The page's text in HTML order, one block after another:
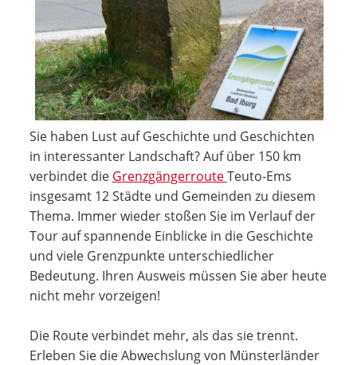
Sie haben Lust auf Geschichte und Geschichten
in interessanter Landschaft? Auf über 150 km
verbindet die GrenzgängerrouteTeuto-Ems
insgesamt 12 Städte und Gemeinden zu diesem
Thema. Immer wieder stoßen Sie im Verlauf der
Tour auf spannende Einblicke in die Geschichte
und viele Grenzpunkte unterschiedlicher
Bedeutung. Ihren Ausweis müssen Sie aber heute
nicht mehr vorzeigen!
Die Route verbindet mehr, als das sie trennt.
Erleben Sie die Abwechslung von Münsterländer